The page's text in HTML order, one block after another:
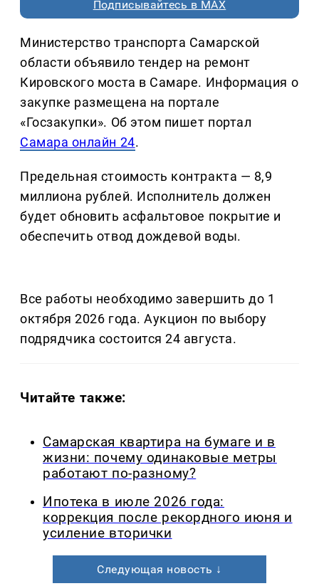
Подписывайтесь в MAX
Министерство транспорта Самарской
области объявило тендер на ремонт
Кировского моста в Самаре. Информация о
закупке размещена на портале
«Госзакупки». Об этом пишет портал
Самара онлайн 24.
Предельная стоимость контракта — 8,9
миллиона рублей. Исполнитель должен
будет обновить асфальтовое покрытие и
обеспечить отвод дождевой воды.
Все работы необходимо завершить до 1
октября 2026 года. Аукцион по выбору
подрядчика состоится 24 августа.
Читайте также:
Самарская квартира на бумаге и в
жизни: почему одинаковые метры
работают по-разному?
Ипотека в июле 2026 года:
коррекция после рекордного июня и
усиление вторички
Следующая новость ↓